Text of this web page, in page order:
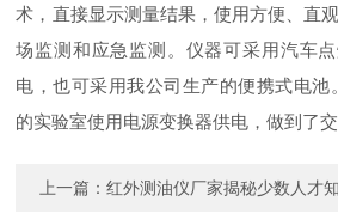
术，直接显示测量结果，使用方便、直
场监测和应急监测。仪器可采用汽车
电，也可采用我公司生产的便携式电池
的实验室使用电源变换器供电，做到了交
上一篇：红外测油仪厂家揭秘少数人才